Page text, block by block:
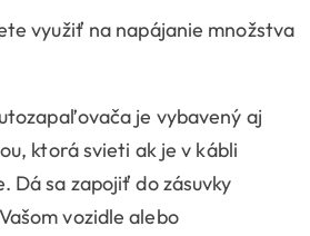
využiť na napájanie množstva
je vybavený aj
ktorá svieti ak je v kábli
Dá sa zapojiť do zásuvky
vozidle alebo